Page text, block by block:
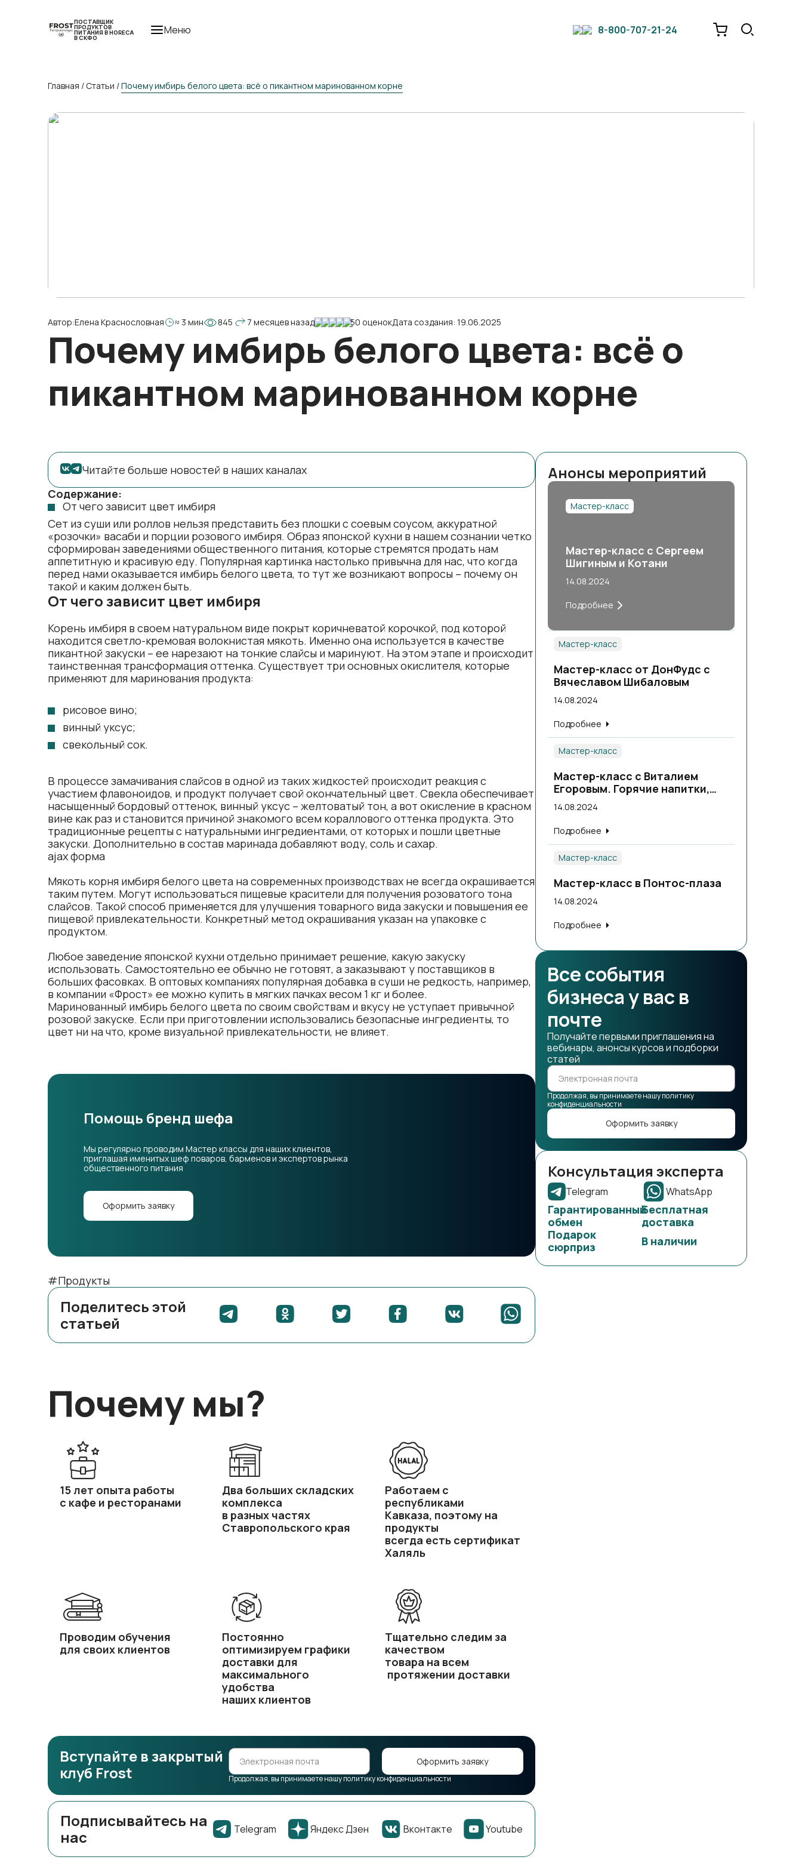
ПОСТАВЩИК
ПРОДУКТОВ
ПИТАНИЯ В HORECA
В СКФО
Меню 8-800-707-21-24
Главная / Статьи /Почему имбирь белого цвета: всё о пикантном маринованном корне
Автор:Елена Краснословная ≈ 3 мин 845 7 месяцев назад 50 оценокДата создания: 19.06.2025
Почему имбирь белого цвета: всё о
пикантном маринованном корне
Читайте больше новостей в наших каналах
Содержание:
От чего зависит цвет имбиря
Сет из суши или роллов нельзя представить без плошки с соевым соусом, аккуратной
«розочки» васаби и порции розового имбиря. Образ японской кухни в нашем сознании четко
сформирован заведениями общественного питания, которые стремятся продать нам
аппетитную и красивую еду. Популярная картинка настолько привычна для нас, что когда
перед нами оказывается имбирь белого цвета, то тут же возникают вопросы – почему он
такой и каким должен быть.
От чего зависит цвет имбиря
Корень имбиря в своем натуральном виде покрыт коричневатой корочкой, под которой
находится светло-кремовая волокнистая мякоть. Именно она используется в качестве
пикантной закуски – ее нарезают на тонкие слайсы и маринуют. На этом этапе и происходит
таинственная трансформация оттенка. Существует три основных окислителя, которые
применяют для маринования продукта:
рисовое вино;
винный уксус;
свекольный сок.
В процессе замачивания слайсов в одной из таких жидкостей происходит реакция с
участием флавоноидов, и продукт получает свой окончательный цвет. Свекла обеспечивает
насыщенный бордовый оттенок, винный уксус – желтоватый тон, а вот окисление в красном
вине как раз и становится причиной знакомого всем кораллового оттенка продукта. Это
традиционные рецепты с натуральными ингредиентами, от которых и пошли цветные
закуски. Дополнительно в состав маринада добавляют воду, соль и сахар.
ajax форма
Мякоть корня имбиря белого цвета на современных производствах не всегда окрашивается
таким путем. Могут использоваться пищевые красители для получения розоватого тона
слайсов. Такой способ применяется для улучшения товарного вида закуски и повышения ее
пищевой привлекательности. Конкретный метод окрашивания указан на упаковке с
продуктом.
Любое заведение японской кухни отдельно принимает решение, какую закуску
использовать. Самостоятельно ее обычно не готовят, а заказывают у поставщиков в
больших фасовках. В оптовых компаниях популярная добавка в суши не редкость, например,
в компании «Фрост» ее можно купить в мягких пачках весом 1 кг и более.
Маринованный имбирь белого цвета по своим свойствам и вкусу не уступает привычной
розовой закуске. Если при приготовлении использовались безопасные ингредиенты, то
цвет ни на что, кроме визуальной привлекательности, не влияет.
Помощь бренд шефа
Мы регулярно проводим Мастер классы для наших клиентов,
приглашая именитых шеф поваров, барменов и экспертов рынка
общественного питания
Оформить заявку
#Продукты
Поделитесь этой
статьей
Почему мы?
15 лет опыта работы
с кафе и ресторанами
Два больших складских
комплекса
в разных частях
Ставропольского края
Работаем с
республиками
Кавказа, поэтому на
продукты
всегда есть сертификат
Халяль
Проводим обучения
для своих клиентов
Постоянно
оптимизируем графики
доставки для
максимального
удобства
наших клиентов
Тщательно следим за
качеством
товара на всем
протяжении доставки
Вступайте в закрытый
клуб Frost
Оформить заявку
Продолжая, вы принимаете нашу политику конфиденциальности
Подписывайтесь на
нас
Telegram Яндекс Дзен Вконтакте Youtube
Анонсы мероприятий
Мастер-класс
Мастер-класс с Сергеем
Шигиным и Котани
14.08.2024
Подробнее
Мастер-класс
Мастер-класс от ДонФудс с
Вячеславом Шибаловым
14.08.2024
Подробнее
Мастер-класс
Мастер-класс с Виталием
Егоровым. Горячие напитки,
теплые коктейли.
14.08.2024
Подробнее
Мастер-класс
Мастер-класс в Понтос-плаза
14.08.2024
Подробнее
Все события
бизнеса у вас в
почте
Получайте первыми приглашения на
вебинары, анонсы курсов и подборки
статей
Продолжая, вы принимаете нашу политику
конфиденциальности
Оформить заявку
Консультация эксперта
Telegram WhatsApp
Гарантированный
обмен
Бесплатная
доставка
Подарок
сюрприз
В наличии